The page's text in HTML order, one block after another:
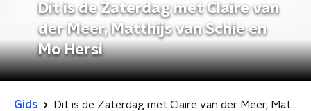
Dit is de Zaterdag met Claire van
der Meer, Matthijs van Schie en
Mo Hersi
Gids Dit is de Zaterdag met Claire van der Meer, Matthijs van Schie en Mo Hersi